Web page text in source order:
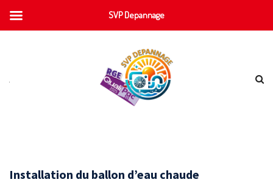
Installation du ballon d’eau chaude
SVP Depannage